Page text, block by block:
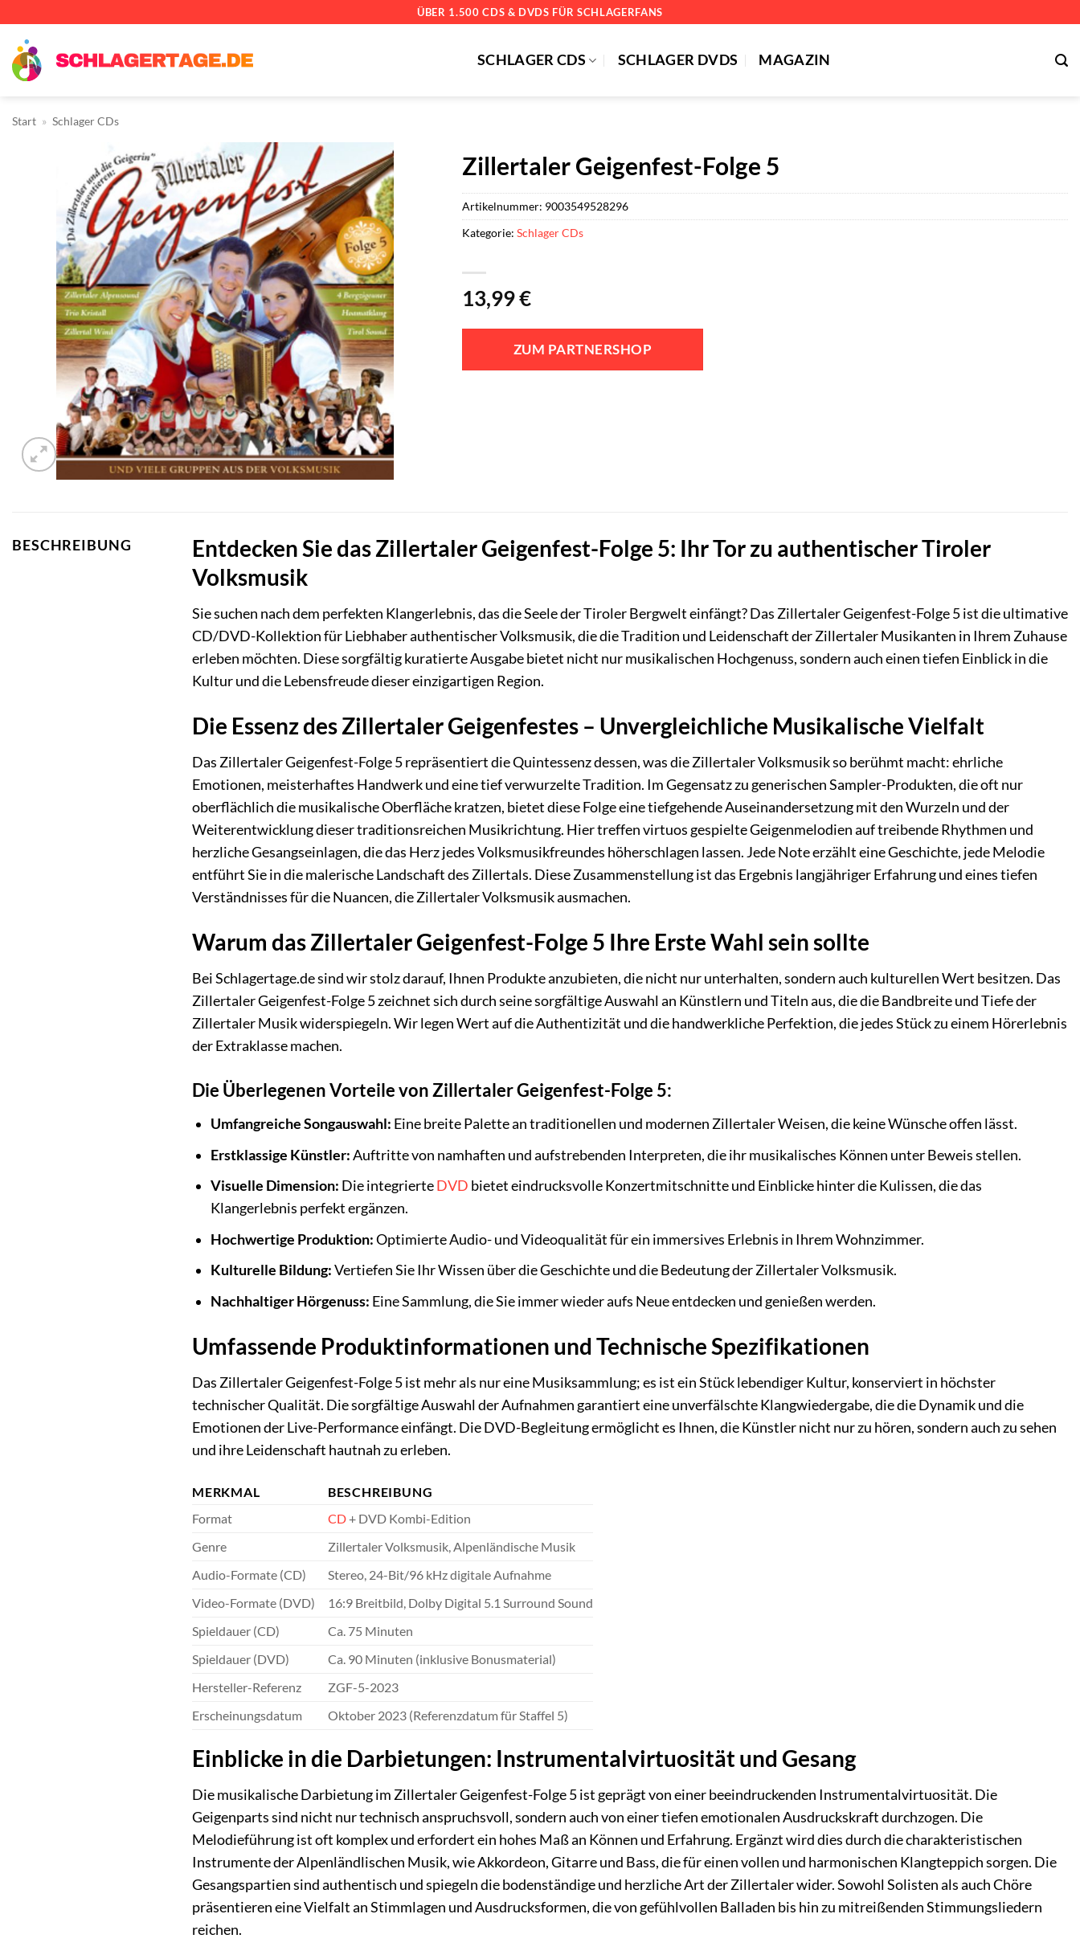
springen
ÜBER 1.500 CDS & DVDS FÜR SCHLAGERFANS
SCHLAGER CDS SCHLAGER DVDS MAGAZIN
Start » Schlager CDs
Zillertaler Geigenfest-Folge 5
13,99€
ZUM PARTNERSHOP
Artikelnummer: 9003549528296
Kategorie: Schlager CDs
BESCHREIBUNG
Entdecken Sie das Zillertaler Geigenfest-Folge 5: Ihr Tor zu authentischer Tiroler
Volksmusik
Sie suchen nach dem perfekten Klangerlebnis, das die Seele der Tiroler Bergwelt einfängt? Das Zillertaler Geigenfest-Folge 5 ist die ultimative
CD/DVD-Kollektion für Liebhaber authentischer Volksmusik, die die Tradition und Leidenschaft der Zillertaler Musikanten in Ihrem Zuhause
erleben möchten. Diese sorgfältig kuratierte Ausgabe bietet nicht nur musikalischen Hochgenuss, sondern auch einen tiefen Einblick in die
Kultur und die Lebensfreude dieser einzigartigen Region.
Die Essenz des Zillertaler Geigenfestes – Unvergleichliche Musikalische Vielfalt
Das Zillertaler Geigenfest-Folge 5 repräsentiert die Quintessenz dessen, was die Zillertaler Volksmusik so berühmt macht: ehrliche
Emotionen, meisterhaftes Handwerk und eine tief verwurzelte Tradition. Im Gegensatz zu generischen Sampler-Produkten, die oft nur
oberflächlich die musikalische Oberfläche kratzen, bietet diese Folge eine tiefgehende Auseinandersetzung mit den Wurzeln und der
Weiterentwicklung dieser traditionsreichen Musikrichtung. Hier treffen virtuos gespielte Geigenmelodien auf treibende Rhythmen und
herzliche Gesangseinlagen, die das Herz jedes Volksmusikfreundes höherschlagen lassen. Jede Note erzählt eine Geschichte, jede Melodie
entführt Sie in die malerische Landschaft des Zillertals. Diese Zusammenstellung ist das Ergebnis langjähriger Erfahrung und eines tiefen
Verständnisses für die Nuancen, die Zillertaler Volksmusik ausmachen.
Warum das Zillertaler Geigenfest-Folge 5 Ihre Erste Wahl sein sollte
Bei Schlagertage.de sind wir stolz darauf, Ihnen Produkte anzubieten, die nicht nur unterhalten, sondern auch kulturellen Wert besitzen. Das
Zillertaler Geigenfest-Folge 5 zeichnet sich durch seine sorgfältige Auswahl an Künstlern und Titeln aus, die die Bandbreite und Tiefe der
Zillertaler Musik widerspiegeln. Wir legen Wert auf die Authentizität und die handwerkliche Perfektion, die jedes Stück zu einem Hörerlebnis
der Extraklasse machen.
Die Überlegenen Vorteile von Zillertaler Geigenfest-Folge 5:
Umfangreiche Songauswahl: Eine breite Palette an traditionellen und modernen Zillertaler Weisen, die keine Wünsche offen lässt.
Erstklassige Künstler:Auftritte von namhaften und aufstrebenden Interpreten, die ihr musikalisches Können unter Beweis stellen.
Visuelle Dimension: Die integrierteDVD bietet eindrucksvolle Konzertmitschnitte und Einblicke hinter die Kulissen, die das
Klangerlebnis perfekt ergänzen.
Hochwertige Produktion:Optimierte Audio- und Videoqualität für ein immersives Erlebnis in Ihrem Wohnzimmer.
Kulturelle Bildung:Vertiefen Sie Ihr Wissen über die Geschichte und die Bedeutung der Zillertaler Volksmusik.
Nachhaltiger Hörgenuss: Eine Sammlung, die Sie immer wieder aufs Neue entdecken und genießen werden.
Umfassende Produktinformationen und Technische Spezifikationen
Das Zillertaler Geigenfest-Folge 5 ist mehr als nur eine Musiksammlung; es ist ein Stück lebendiger Kultur, konserviert in höchster
technischer Qualität. Die sorgfältige Auswahl der Aufnahmen garantiert eine unverfälschte Klangwiedergabe, die die Dynamik und die
Emotionen der Live-Performance einfängt. Die DVD-Begleitung ermöglicht es Ihnen, die Künstler nicht nur zu hören, sondern auch zu sehen
und ihre Leidenschaft hautnah zu erleben.
MERKMAL
BESCHREIBUNG
Format
CD+ DVD Kombi-Edition
Genre
Zillertaler Volksmusik, Alpenländische Musik
Audio-Formate (CD)
Stereo, 24-Bit/96 kHz digitale Aufnahme
Video-Formate (DVD)
16:9 Breitbild, Dolby Digital 5.1 Surround Sound
Spieldauer (CD)
Ca. 75 Minuten
Spieldauer (DVD)
Ca. 90 Minuten (inklusive Bonusmaterial)
Hersteller-Referenz
ZGF-5-2023
Erscheinungsdatum
Oktober 2023 (Referenzdatum für Staffel 5)
Einblicke in die Darbietungen: Instrumentalvirtuosität und Gesang
Die musikalische Darbietung im Zillertaler Geigenfest-Folge 5 ist geprägt von einer beeindruckenden Instrumentalvirtuosität. Die
Geigenparts sind nicht nur technisch anspruchsvoll, sondern auch von einer tiefen emotionalen Ausdruckskraft durchzogen. Die
Melodieführung ist oft komplex und erfordert ein hohes Maß an Können und Erfahrung. Ergänzt wird dies durch die charakteristischen
Instrumente der Alpenländlischen Musik, wie Akkordeon, Gitarre und Bass, die für einen vollen und harmonischen Klangteppich sorgen. Die
Gesangspartien sind authentisch und spiegeln die bodenständige und herzliche Art der Zillertaler wider. Sowohl Solisten als auch Chöre
präsentieren eine Vielfalt an Stimmlagen und Ausdrucksformen, die von gefühlvollen Balladen bis hin zu mitreißenden Stimmungsliedern
reichen.